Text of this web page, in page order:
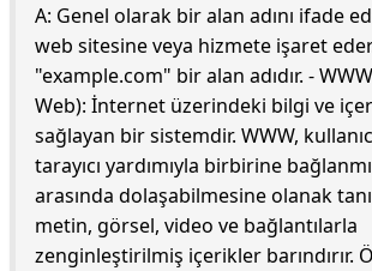
A: Genel olarak bir alan adını ifade
web sitesine veya hizmete işaret
"example.com" bir alan adıdır. -
Web): İnternet üzerindeki bilgi ve
sağlayan bir sistemdir. WWW,
tarayıcı yardımıyla birbirine
arasında dolaşabilmesine olanak
metin, görsel, video ve bağlantılarla
zenginleştirilmiş içerikler barındırır.